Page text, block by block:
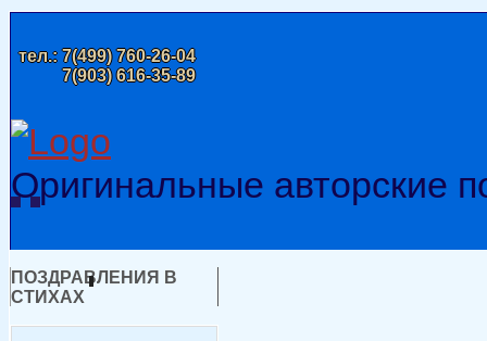
тел.:7(499) 760-26-04
7(903) 616-35-89
Оригинальные авторские
ПОЗДРАВЛЕНИЯ В
СТИХАХ